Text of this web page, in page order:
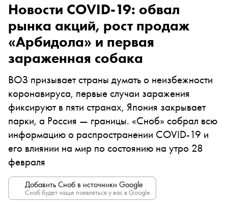
Новости COVID-19: обвал
рынка акций, рост продаж
«Арбидола» и первая
зараженная собака
ВОЗ призывает страны думать о неизбежности
коронавируса, первые случаи заражения
фиксируют в пяти странах, Япония закрывает
парки, а Россия — границы. «Сноб» собрал всю
информацию о распространении COVID-19 и
его влиянии на мир по состоянию на утро 28
февраля
Добавить Сноб в источники Google
Сноб будет чаще появляться у вас в Google.